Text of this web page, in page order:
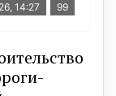
14:27 99